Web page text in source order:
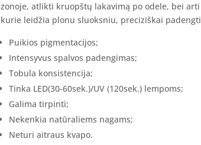
zonoje, atlikti kruopštų lakavimą po odele, bei
kurie leidžia plonu sluoksniu, preciziškai
Puikios pigmentacijos;
Intensyvus spalvos padengimas;
Tobula konsistencija;
Tinka LED(30-60sek.)/UV (120sek.) lempoms;
Galima tirpinti;
Nekenkia natūraliems nagams;
Neturi aitraus kvapo.